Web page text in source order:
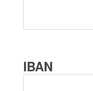
IBAN